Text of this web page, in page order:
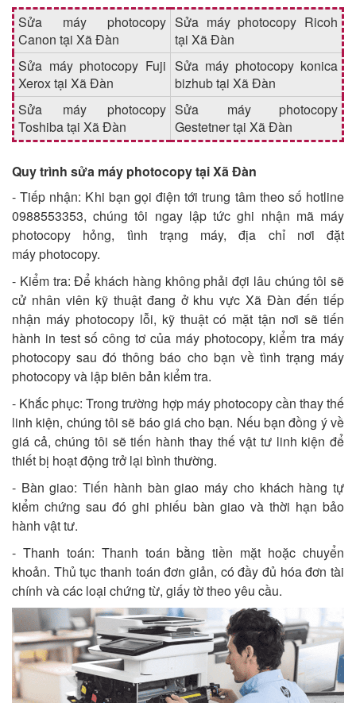
Sửa máy photocopy
Canon tại Xã Đàn
Sửa máy photocopy Ricoh
tại Xã Đàn
Sửa máy photocopy Fuji
Xerox tại Xã Đàn
Sửa máy photocopy konica
bizhub tại Xã Đàn
Sửa máy photocopy
Toshiba tại Xã Đàn
Sửa máy photocopy
Gestetner tại Xã Đàn
Quy trình sửa máy photocopy tại Xã Đàn
- Tiếp nhận: Khi bạn gọi điện tới trung tâm theo số hotline
0988553353, chúng tôi ngay lập tức ghi nhận mã máy
photocopy hỏng, tình trạng máy, địa chỉ nơi đặt
máy photocopy.
- Kiểm tra: Để khách hàng không phải đợi lâu chúng tôi sẽ
cử nhân viên kỹ thuật đang ở khu vực Xã Đàn đến tiếp
nhận máy photocopy lỗi, kỹ thuật có mặt tận nơi sẽ tiến
hành in test số công tơ của máy photocopy, kiểm tra máy
photocopy sau đó thông báo cho bạn về tình trạng máy
photocopy và lập biên bản kiểm tra.
- Khắc phục: Trong trường hợp máy photocopy cần thay thế
linh kiện, chúng tôi sẽ báo giá cho bạn. Nếu bạn đồng ý về
giá cả, chúng tôi sẽ tiến hành thay thế vật tư linh kiện để
thiết bị hoạt động trở lại bình thường.
- Bàn giao: Tiến hành bàn giao máy cho khách hàng tự
kiểm chứng sau đó ghi phiếu bàn giao và thời hạn bảo
hành vật tư.
- Thanh toán: Thanh toán bằng tiền mặt hoặc chuyển
khoản. Thủ tục thanh toán đơn giản, có đầy đủ hóa đơn tài
chính và các loại chứng từ, giấy tờ theo yêu cầu.